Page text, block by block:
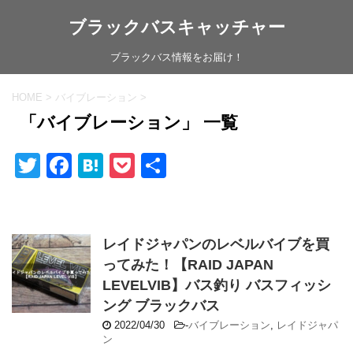
ブラックバスキャッチャー
ブラックバス情報をお届け！
HOME > バイブレーション >
「バイブレーション」 一覧
T
er
F
e
b
o
o
H
n
a
P
et
レイドジャパンのレベルバイブを買
ってみた！【RAID JAPAN
LEVELVIB】バス釣り バスフィッシ
ング ブラックバス
2022/04/30 -バイブレーション, レイドジャパ
ン